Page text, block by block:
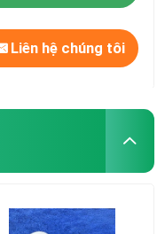
Liên hệ chúng tôi